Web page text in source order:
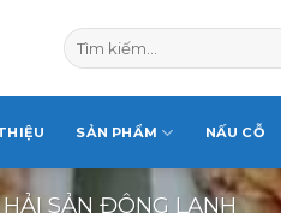
Tìm
kiếm:
SẢN PHẨM NẤU CỖ
HẢI SẢN ĐÔNG LẠNH